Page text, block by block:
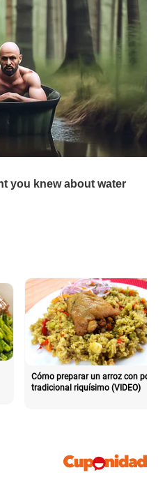
Cómo preparar un arroz con pollo
tradicional riquísimo (VIDEO)